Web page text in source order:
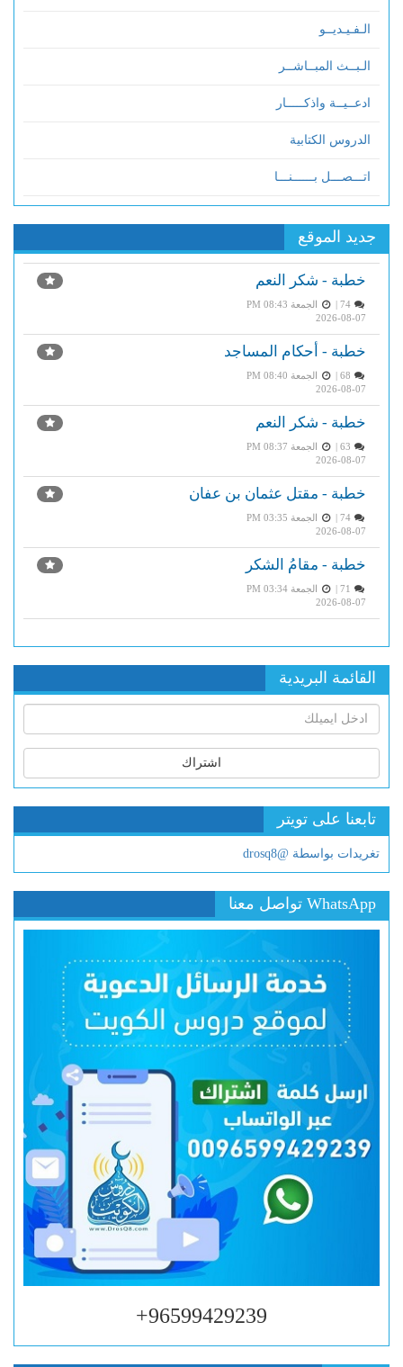
الـفـيـديــو
الـبــث المبــاشــر
ادعــيــة واذكـــــار
الدروس الكتابية
اتـــصـــل بــــــنـــا
جديد الموقع
خطبة - شكر النعم
74 |
الجمعة PM 08:43
2026-08-07
خطبة - أحكام المساجد
الجمعة PM 08:40
2026-08-07
خطبة - شكر النعم
الجمعة PM 08:37
2026-08-07
خطبة - مقتل عثمان بن عفان
74 |
الجمعة PM 03:35
2026-08-07
خطبة - مقامُ الشكر
الجمعة PM 03:34
2026-08-07
القائمة البريدية
اشتراك
تابعنا على تويتر
تغريدات بواسطة @drosq8
WhatsApp تواصل معنا
96599429239+